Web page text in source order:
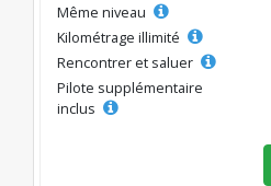
Même niveau
Kilométrage illimité
Rencontrer et saluer
Pilote supplémentaire
inclus